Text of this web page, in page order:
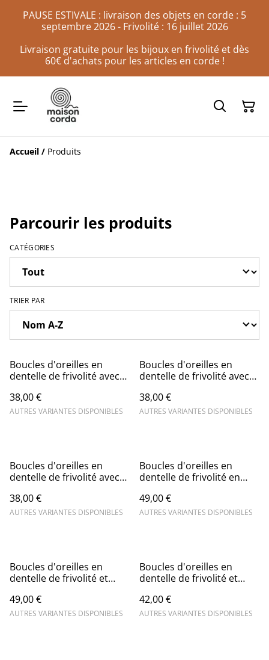
PAUSE ESTIVALE : livraison des objets en corde : 5
septembre 2026 - Frivolité : 16 juillet 2026
Livraison gratuite pour les bijoux en frivolité et dès
60€ d'achats pour les articles en corde !
Accueil / Produits
Parcourir les produits
CATÉGORIES
TRIER PAR
Boucles d'oreilles en
dentelle de frivolité avec
38,00 €
AUTRES VARIANTES DISPONIBLES
Boucles d'oreilles en
dentelle de frivolité avec
38,00 €
AUTRES VARIANTES DISPONIBLES
Boucles d'oreilles en
dentelle de frivolité avec
38,00 €
AUTRES VARIANTES DISPONIBLES
Boucles d'oreilles en
dentelle de frivolité en
49,00 €
AUTRES VARIANTES DISPONIBLES
Boucles d'oreilles en
dentelle de frivolité et
49,00 €
AUTRES VARIANTES DISPONIBLES
Boucles d'oreilles en
dentelle de frivolité et
42,00 €
AUTRES VARIANTES DISPONIBLES